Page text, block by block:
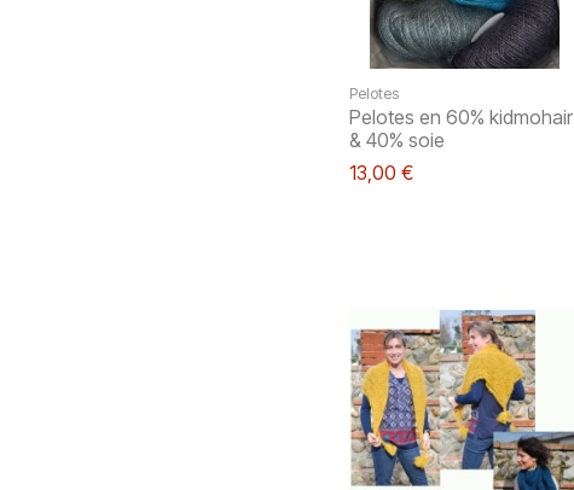
Pelotes
Pelotes en 60% kidmohair
& 40% soie
13,00 €